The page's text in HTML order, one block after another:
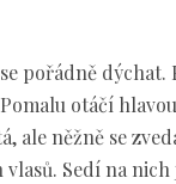
pořádně
otáčí
ale něžně se
Sedí na